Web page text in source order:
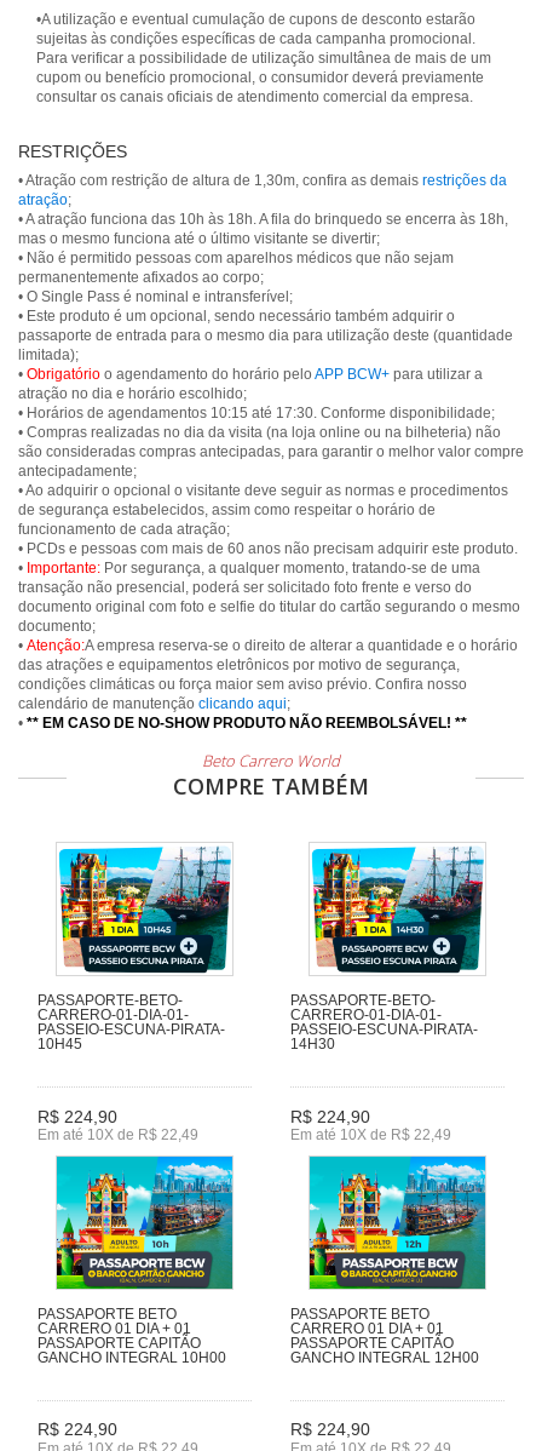
•A utilização e eventual cumulação de cupons de desconto estarão
sujeitas às condições específicas de cada campanha promocional.
Para verificar a possibilidade de utilização simultânea de mais de um
cupom ou benefício promocional, o consumidor deverá previamente
consultar os canais oficiais de atendimento comercial da empresa.
RESTRIÇÕES
• Atração com restrição de altura de 1,30m, confira as demais restrições da
atração;
• A atração funciona das 10h às 18h. A fila do brinquedo se encerra às 18h,
mas o mesmo funciona até o último visitante se divertir;
• Não é permitido pessoas com aparelhos médicos que não sejam
permanentemente afixados ao corpo;
• O Single Pass é nominal e intransferível;
• Este produto é um opcional, sendo necessário também adquirir o
passaporte de entrada para o mesmo dia para utilização deste (quantidade
limitada);
• Obrigatório o agendamento do horário pelo APP BCW+ para utilizar a
atração no dia e horário escolhido;
• Horários de agendamentos 10:15 até 17:30. Conforme disponibilidade;
• Compras realizadas no dia da visita (na loja online ou na bilheteria) não
são consideradas compras antecipadas, para garantir o melhor valor compre
antecipadamente;
• Ao adquirir o opcional o visitante deve seguir as normas e procedimentos
de segurança estabelecidos, assim como respeitar o horário de
funcionamento de cada atração;
• PCDs e pessoas com mais de 60 anos não precisam adquirir este produto.
• Importante: Por segurança, a qualquer momento, tratando-se de uma
transação não presencial, poderá ser solicitado foto frente e verso do
documento original com foto e selfie do titular do cartão segurando o mesmo
documento;
• Atenção:A empresa reserva-se o direito de alterar a quantidade e o horário
das atrações e equipamentos eletrônicos por motivo de segurança,
condições climáticas ou força maior sem aviso prévio. Confira nosso
calendário de manutenção clicando aqui;
• ** EM CASO DE NO-SHOW PRODUTO NÃO REEMBOLSÁVEL! **
Beto Carrero World
COMPRE TAMBÉM
PASSAPORTE-BETO-
CARRERO-01-DIA-01-
PASSEIO-ESCUNA-PIRATA-
10H45
R$ 224,90
Em até 10X de R$ 22,49
PASSAPORTE-BETO-
CARRERO-01-DIA-01-
PASSEIO-ESCUNA-PIRATA-
14H30
R$ 224,90
Em até 10X de R$ 22,49
PASSAPORTE BETO
CARRERO 01 DIA + 01
PASSAPORTE CAPITÃO
GANCHO INTEGRAL 10H00
R$ 224,90
PASSAPORTE BETO
CARRERO 01 DIA + 01
PASSAPORTE CAPITÃO
GANCHO INTEGRAL 12H00
R$ 224,90